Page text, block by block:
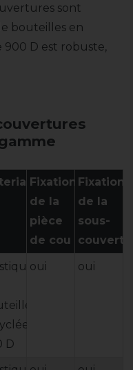
sont
bouteilles en
900 D est robuste,
Fixation
de la
pièce
de cou
Fixation
de la
sous-
D
oui oui